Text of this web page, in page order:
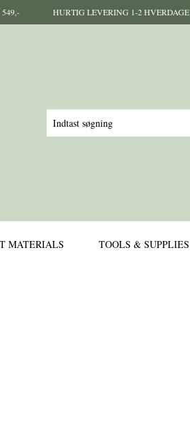
HURTIG LEVERING 1-2 HVERDAGE
MATERIALS TOOLS & SUPPLIES